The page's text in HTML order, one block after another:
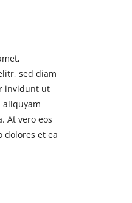
sed diam
invidunt ut
aliquyam
At vero eos
dolores et ea